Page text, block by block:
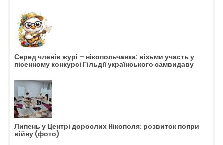
Серед членів журі – нікопольчанка: візьми участь у
пісенному конкурсі Гільдії українського самвидаву
Липень у Центрі дорослих Нікополя: розвиток попри
війну (фото)